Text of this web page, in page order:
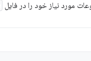
مورد نیاز خود را در فایل